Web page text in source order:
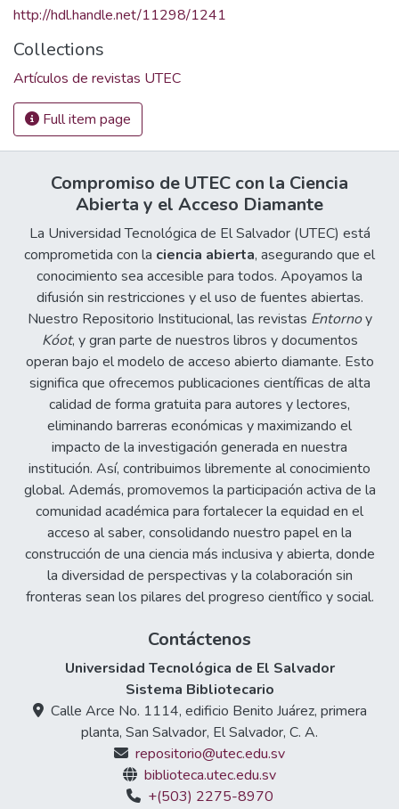
http://hdl.handle.net/11298/1241
Collections
Artículos de revistas UTEC
Full item page
Compromiso de UTEC con la Ciencia
Abierta y el Acceso Diamante
La Universidad Tecnológica de El Salvador (UTEC) está
comprometida con la ciencia abierta, asegurando que el
conocimiento sea accesible para todos. Apoyamos la
difusión sin restricciones y el uso de fuentes abiertas.
Nuestro Repositorio Institucional, las revistas Entornoy
Kóot, y gran parte de nuestros libros y documentos
operan bajo el modelo de acceso abierto diamante. Esto
significa que ofrecemos publicaciones científicas de alta
calidad de forma gratuita para autores y lectores,
eliminando barreras económicas y maximizando el
impacto de la investigación generada en nuestra
institución. Así, contribuimos libremente al conocimiento
global. Además, promovemos la participación activa de la
comunidad académica para fortalecer la equidad en el
acceso al saber, consolidando nuestro papel en la
construcción de una ciencia más inclusiva y abierta, donde
la diversidad de perspectivas y la colaboración sin
fronteras sean los pilares del progreso científico y social.
Contáctenos
Universidad Tecnológica de El Salvador
Sistema Bibliotecario
Calle Arce No. 1114, edificio Benito Juárez, primera
planta, San Salvador, El Salvador, C. A.
repositorio@utec.edu.sv
biblioteca.utec.edu.sv
+(503) 2275-8970